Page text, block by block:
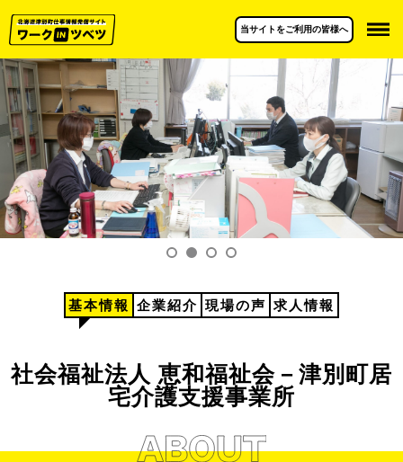
当サイトをご利用の皆様へ
基本情報 企業紹介 現場の声 求人情報
社会福祉法人 恵和福祉会－津別町居
宅介護支援事業所